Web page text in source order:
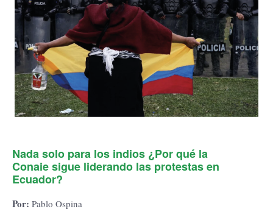
Nada solo para los indios ¿Por qué la
Conaie sigue liderando las protestas en
Ecuador?
Por: Pablo Ospina